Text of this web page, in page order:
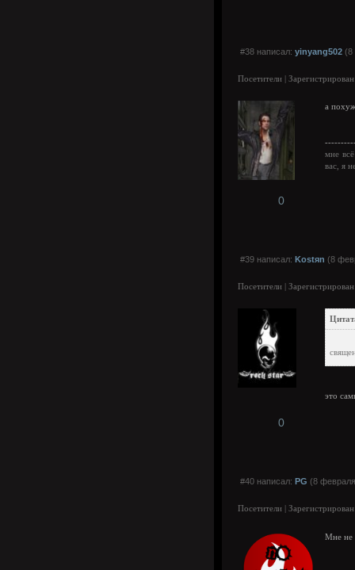
#38 написал: yinyang502 (8
Посетители |
а
мне
вас, я
0
#39 написал: Kostяn (8
Посетители |
это
0
#40 написал: PG (8
Посетители |
Мне не